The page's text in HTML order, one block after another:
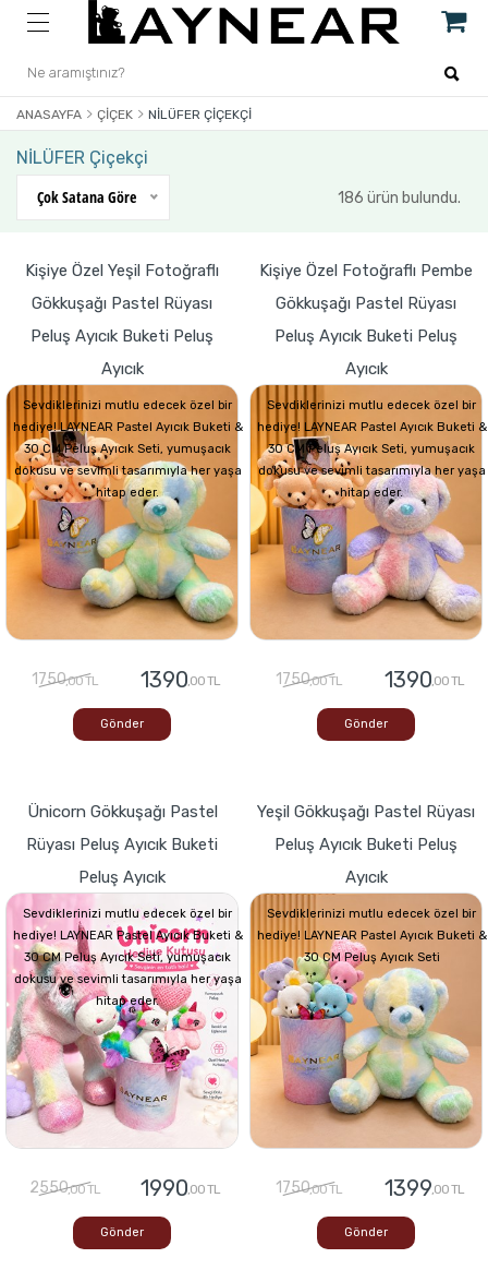
ANASAYFA ÇIÇEK NİLÜFER ÇIÇEKÇI
NİLÜFER Çiçekçi
Çok Satana Göre
186 ürün bulundu.
Kişiye Özel Yeşil Fotoğraflı
Gökkuşağı Pastel Rüyası
Peluş Ayıcık Buketi Peluş
Ayıcık
Sevdiklerinizi mutlu edecek özel bir
hediye! LAYNEAR Pastel Ayıcık Buketi &
30 CM Peluş Ayıcık Seti, yumuşacık
dokusu ve sevimli tasarımıyla her yaşa
hitap eder.
1750,00 TL 1390,00 TL
Gönder
Kişiye Özel Fotoğraflı Pembe
Gökkuşağı Pastel Rüyası
Peluş Ayıcık Buketi Peluş
Ayıcık
Sevdiklerinizi mutlu edecek özel bir
hediye! LAYNEAR Pastel Ayıcık Buketi &
30 CM Peluş Ayıcık Seti, yumuşacık
dokusu ve sevimli tasarımıyla her yaşa
hitap eder.
1750,00 TL 1390,00 TL
Gönder
Ünicorn Gökkuşağı Pastel
Rüyası Peluş Ayıcık Buketi
Peluş Ayıcık
Sevdiklerinizi mutlu edecek özel bir
hediye! LAYNEAR Pastel Ayıcık Buketi &
30 CM Peluş Ayıcık Seti, yumuşacık
dokusu ve sevimli tasarımıyla her yaşa
hitap eder.
2550,00 TL 1990,00 TL
Gönder
Yeşil Gökkuşağı Pastel Rüyası
Peluş Ayıcık Buketi Peluş
Ayıcık
Sevdiklerinizi mutlu edecek özel bir
hediye! LAYNEAR Pastel Ayıcık Buketi &
30 CM Peluş Ayıcık Seti
1750,00 TL 1399,00 TL
Gönder